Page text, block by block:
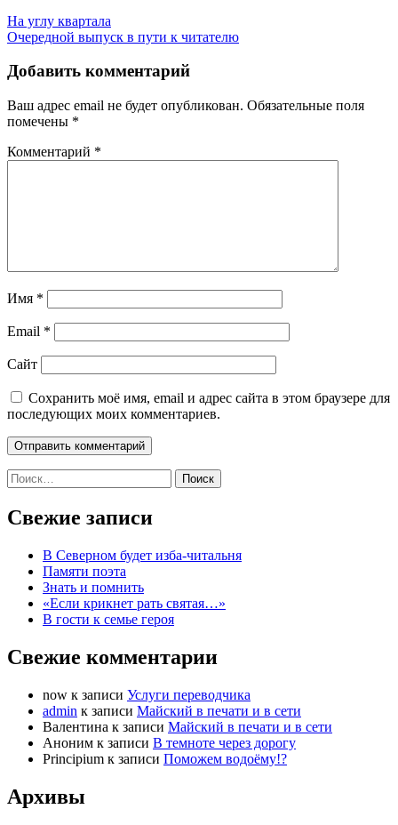
Навигация
по
записям
На углу квартала
Очередной выпуск в пути к читателю
Добавить комментарий
Ваш адрес email не будет опубликован. Обязательные поля
помечены *
Комментарий *
Имя *
Email *
Сайт
Сохранить моё имя, email и адрес сайта в этом браузере для
последующих моих комментариев.
Найти:
Свежие записи
В Северном будет изба-читальня
Памяти поэта
Знать и помнить
«Если крикнет рать святая…»
В гости к семье героя
Свежие комментарии
now к записи Услуги переводчика
admin к записи Майский в печати и в сети
Валентина к записи Майский в печати и в сети
Аноним к записи В темноте через дорогу
Principium к записи Поможем водоёму!?
Архивы